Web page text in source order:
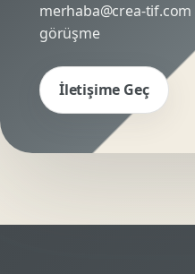
merhaba@crea-tif.com
görüşme
İletişime Geç